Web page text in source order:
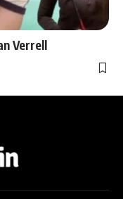
Verrell